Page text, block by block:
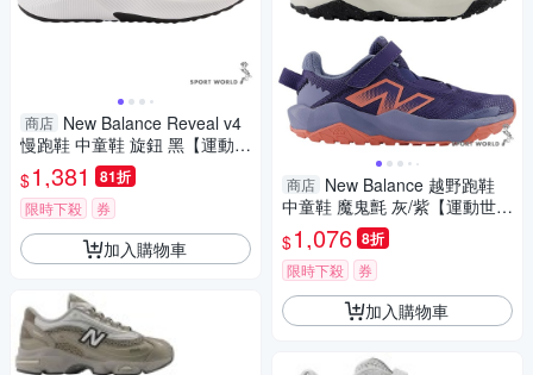
商店 New Balance Reveal v4
慢跑鞋 中童鞋 旋鈕 黑【運動世
界】PTRVLBK4-W
$1,381 81折
限時下殺 券
加入購物車
商店 New Balance 越野跑鞋
中童鞋 魔鬼氈 灰/紫【運動世
界】PANTRLK6-W/PANTRLV6
-W
$1,076 8折
限時下殺 券
加入購物車